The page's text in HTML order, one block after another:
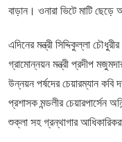
বাড়ান। ওনারা ভিটে মাটি
এদিনের মন্ত্রী সিদ্দিকুল্লা
গ্রামোন্নয়ন মন্ত্রী প্রদীপ
উন্নয়ন পর্ষদের চেয়ারম্যান
প্রশাসক মন্ডলীর চেয়ারপার্সেন
শুক্লা সহ গ্রন্থাগার